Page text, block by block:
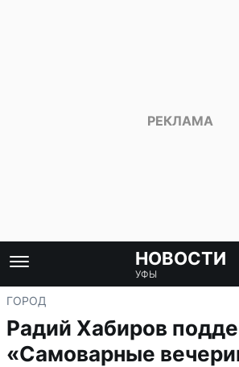
НОВОСТИ
УФЫ
ГОРОД
Радий Хабиров
«Самоварные